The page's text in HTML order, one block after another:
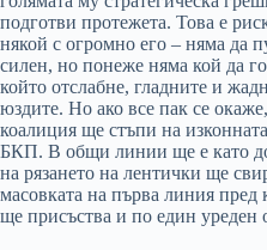
подготви протежета. Това е
някой с огромно его – няма да
силен, но понеже няма кой да
който отслабне, гладните и
юздите. Но ако все пак се
коалиция ще стъпи на
БКП. В общи линии ще е като
на рязането на лентички ще
масовката на първа линия пред
ще присъства и по един уреден